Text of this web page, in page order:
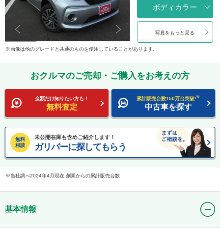
ボディカラー
写真をもっと見る
画像は他のグレードと共通のものを使用していることがあります。
おクルマのご売却・ご購入をお考えの方
金額だけ知りたい方も！
無料査定
累計販売台数150万台突破!※
中古車を探す
無料
相談
未公開在庫も含めご紹介します！
ガリバーに探してもらう
当社調べ2024年4月現在 創業からの累計販売台数
基本情報